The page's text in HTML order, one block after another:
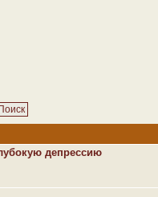
депрессию